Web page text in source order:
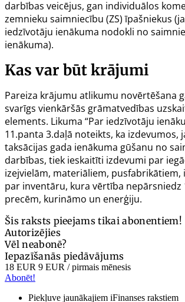
darbības veicējus, gan individuālos
zemnieku saimniecību (ZS) īpašniekus
iedzīvotāju ienākuma nodokli no
ienākuma).
Kas var būt krājumi
Pareiza krājumu atlikumu novērtēšana
svarīgs vienkāršās grāmatvedības
elements. Likuma “Par iedzīvotāju
11.panta 3.daļā noteikts, ka izdevumos,
taksācijas gada ienākuma gūšanu no
darbības, tiek ieskaitīti izdevumi par
izejvielām, materiāliem, pusfabrikātiem,
par inventāru, kura vērtība nepārsniedz
precēm, kurināmo un enerģiju.
Šis raksts pieejams tikai abonentiem!
Autorizējies
Vēl neabonē?
Iepazīšanās piedāvājums
18 EUR 9 EUR / pirmais mēnesis
Abonēt!
Piekļuve jaunākajiem iFinanses rakstiem